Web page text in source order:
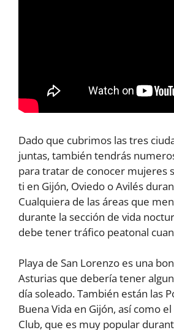
Dado que cubrimos las tres
juntas, también tendrás
para tratar de conocer mujeres
ti en Gijón, Oviedo o Avilés
Cualquiera de las áreas que
durante la sección de vida
debe tener tráfico peatonal
Playa de San Lorenzo es una
Asturias que debería tener
día soleado. También están las
Buena Vida en Gijón, así como
Club, que es muy popular